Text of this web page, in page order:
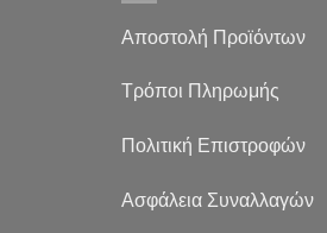
Αποστολή Προϊόντων
Τρόποι Πληρωμής
Πολιτική Επιστροφών
Ασφάλεια Συναλλαγών